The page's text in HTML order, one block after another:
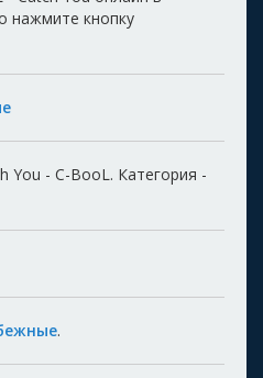
нажмите кнопку
You - C-BooL. Категория -
.